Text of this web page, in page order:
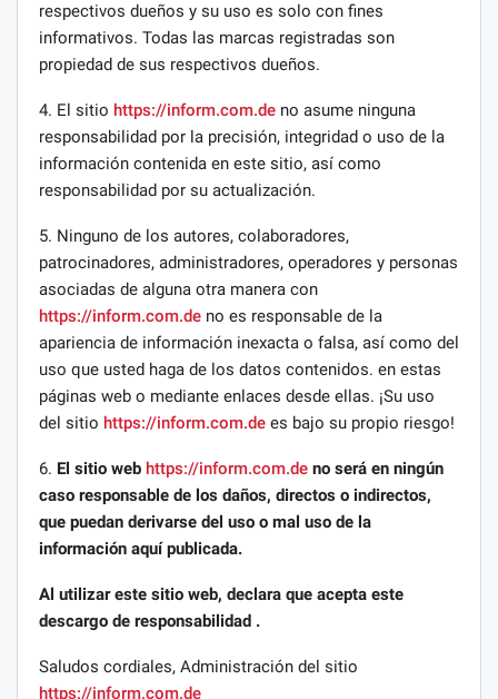
respectivos dueños y su uso es solo con fines
informativos. Todas las marcas registradas son
propiedad de sus respectivos dueños.
4. El sitio https://inform.com.de no asume ninguna
responsabilidad por la precisión, integridad o uso de la
información contenida en este sitio, así como
responsabilidad por su actualización.
5. Ninguno de los autores, colaboradores,
patrocinadores, administradores, operadores y personas
asociadas de alguna otra manera con
https://inform.com.de no es responsable de la
apariencia de información inexacta o falsa, así como del
uso que usted haga de los datos contenidos. en estas
páginas web o mediante enlaces desde ellas. ¡Su uso
del sitio https://inform.com.de es bajo su propio riesgo!
6. El sitio web https://inform.com.de no será en ningún
caso responsable de los daños, directos o indirectos,
que puedan derivarse del uso o mal uso de la
información aquí publicada.
Al utilizar este sitio web, declara que acepta este
descargo de responsabilidad .
Saludos cordiales, Administración del sitio
https://inform.com.de